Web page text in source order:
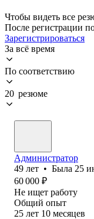
Чтобы видеть все
После регистрации
Зарегистрироваться
За всё время
По соответствию
20 резюме
Администратор
49 лет • Была 25
60 000 ₽
Не ищет работу
Общий опыт
25 лет 10 месяцев